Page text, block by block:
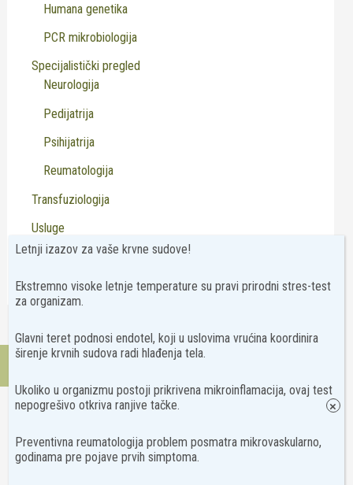
Humana genetika
PCR mikrobiologija
Specijalistički pregled
Neurologija
Pedijatrija
Psihijatrija
Reumatologija
Transfuziologija
Usluge
Virusologija
Kontakt
Letnji izazov za vaše krvne sudove!
Ekstremno visoke letnje temperature su pravi prirodni stres-test
za organizam.
Glavni teret podnosi endotel, koji u uslovima vrućina koordinira
širenje krvnih sudova radi hlađenja tela.
Ukoliko u organizmu postoji prikrivena mikroinflamacija, ovaj test
nepogrešivo otkriva ranjive tačke.
Preventivna reumatologija problem posmatra mikrovaskularno,
godinama pre pojave prvih simptoma.
×